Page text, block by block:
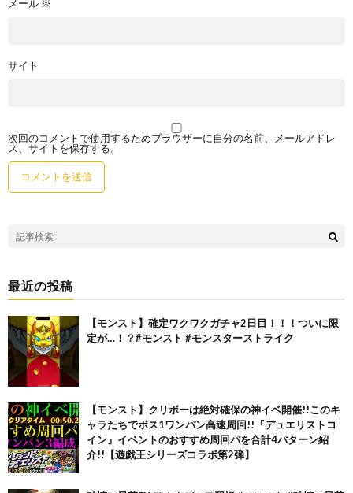
メール ※
サイト
次回のコメントで使用するためブラウザーに自分の名前、メールアドレ
ス、サイトを保存する。
最近の投稿
【モンスト】確定ワクワクガチャ2日目！！！ついに限
定が…！？#モンスト #モンスターストライク
【モンスト】クリボーは絶対確保の神イベ開催!!このキ
ャラたちでボス1ワンパン高速周回!!『デュエリストコ
イン』イベントのおすすめ周回パを合計4パターン紹
介!!【遊戯王シリーズコラボ第2弾】